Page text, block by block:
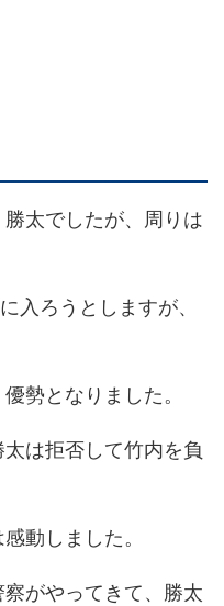
太でしたが、周りは
入ろうとしますが、
勢となりました。
は拒否して竹内を負
動しました。
がやってきて、勝太